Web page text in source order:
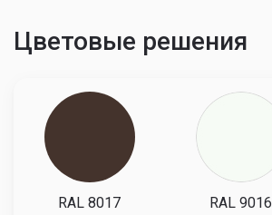
Цветовые решения
RAL 8017
RAL 9016